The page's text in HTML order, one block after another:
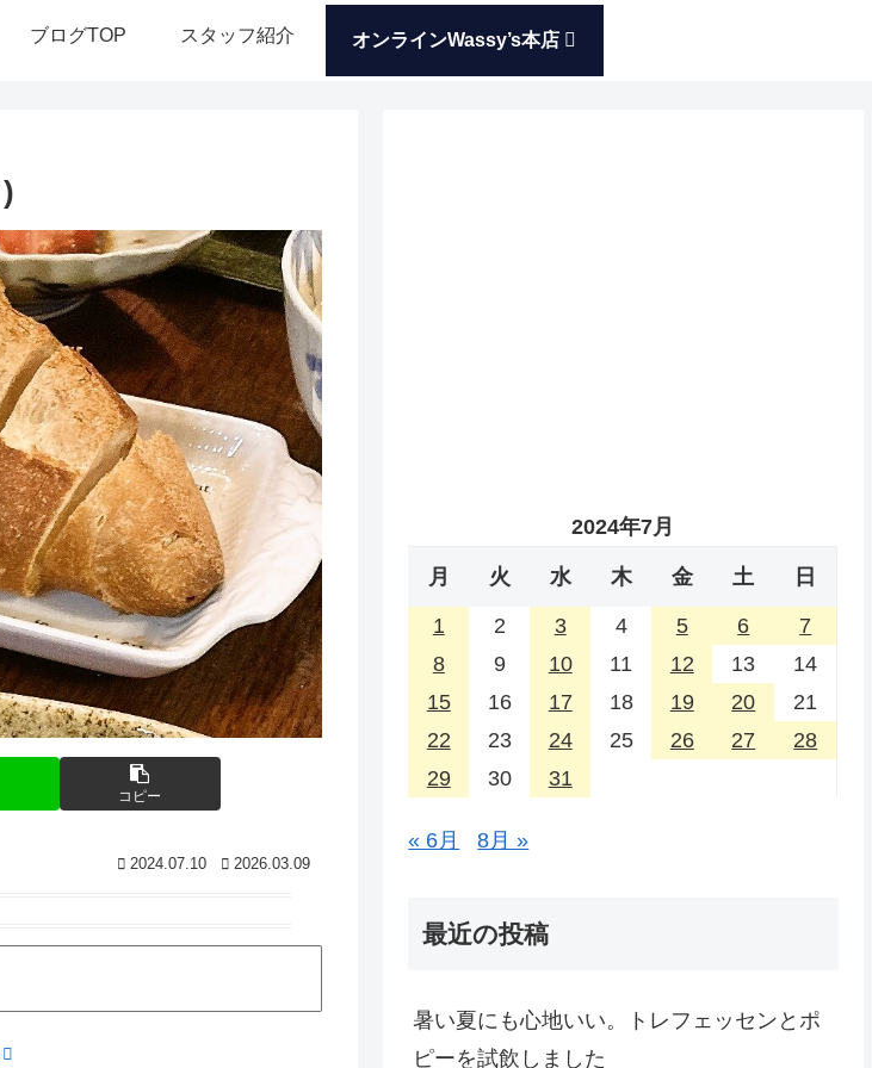
ブログTOP スタッフ紹介 オンラインWassy’s本店
)
コピー
2024.07.10 2026.03.09
2024年7月
月 火 水 木 金 土 日
1 2 3 4 5 6
7
8
9 10 11 12 13
14
15
16 17 18 19 20
21
22
23 24 25 26 27
28
29
30 31
« 6月 8月 »
最近の投稿
暑い夏にも心地いい。トレフェッセンとポ
ピーを試飲しました